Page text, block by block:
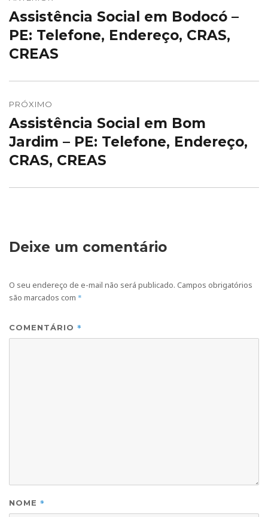
Post
Post
anterior:
Assistência Social em Bodocó –
PE: Telefone, Endereço, CRAS,
CREAS
PRÓXIMO
Próximo
post:
Assistência Social em Bom
Jardim – PE: Telefone, Endereço,
CRAS, CREAS
Deixe um comentário
O seu endereço de e-mail não será publicado. Campos obrigatórios
são marcados com *
COMENTÁRIO *
NOME *